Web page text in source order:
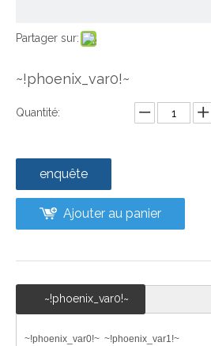
Partager sur:
~!phoenix_var0!~
Quantité:
enquête
Ajouter au panier
~!phoenix_var0!~
~!phoenix_var0!~ ~!phoenix_var1!~